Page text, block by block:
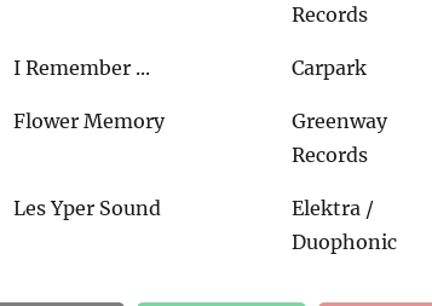
Records
I Remember ... Carpark
Flower Memory
Greenway
Records
Les Yper Sound
Elektra /
Duophonic